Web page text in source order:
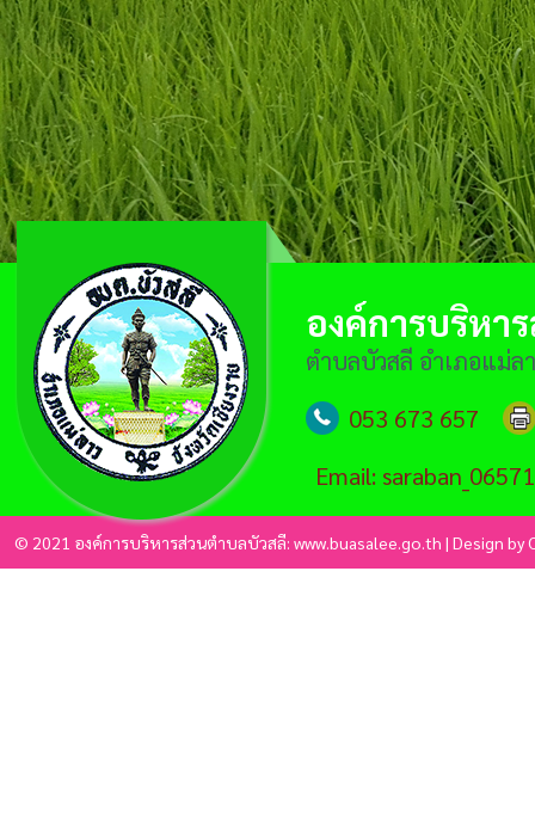
องค์การบริหา
ตำบลบัวสลี อำเภอแม่ล
053 673 657
Email:
© 2021 องค์การบริหารส่วนตำบลบัวสลี: www.buasalee.go.th | Design by